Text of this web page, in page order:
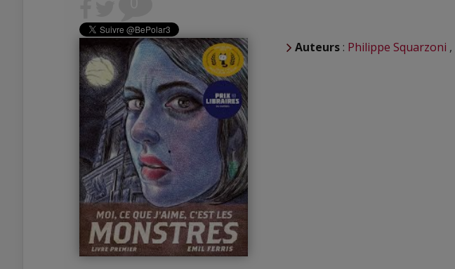
Auteurs : Philippe Squarzoni ,